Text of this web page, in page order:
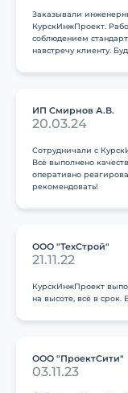
Заказывали
КурскИнжПроект.
соблюдением
навстречу клиенту.
ИП Смирнов А.В.
20.03.24
Сотрудничали с
Всё выполнено
оперативно
рекомендовать!
ООО "ТехСтрой"
21.11.22
КурскИнжПроект
на высоте, всё в
ООО "ПроектСити"
03.11.23